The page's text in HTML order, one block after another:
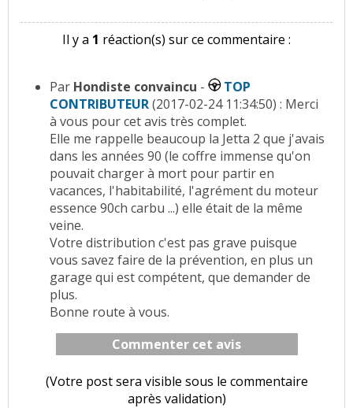
Il y a 1 réaction(s) sur ce commentaire :
Par Hondiste convaincu -
TOP
CONTRIBUTEUR(2017-02-24 11:34:50) : Merci
à vous pour cet avis très complet.
Elle me rappelle beaucoup la Jetta 2 que j'avais
dans les années 90 (le coffre immense qu'on
pouvait charger à mort pour partir en
vacances, l'habitabilité, l'agrément du moteur
essence 90ch carbu ...) elle était de la même
veine.
Votre distribution c'est pas grave puisque
vous savez faire de la prévention, en plus un
garage qui est compétent, que demander de
plus.
Bonne route à vous.
Commenter cet avis
(Votre post sera visible sous le commentaire
après validation)